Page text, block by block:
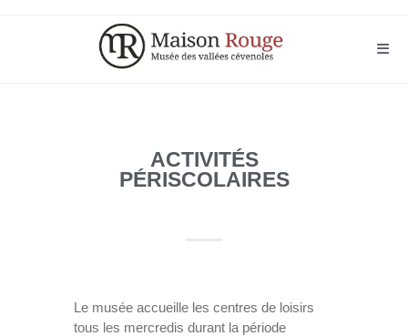
ACTIVITÉS
PÉRISCOLAIRES
Le musée accueille les centres de loisirs
tous les mercredis durant la période